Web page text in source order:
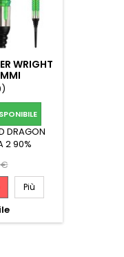
WRIGHT
DRAGON
2 90%
50.60 mm
base
€
Più